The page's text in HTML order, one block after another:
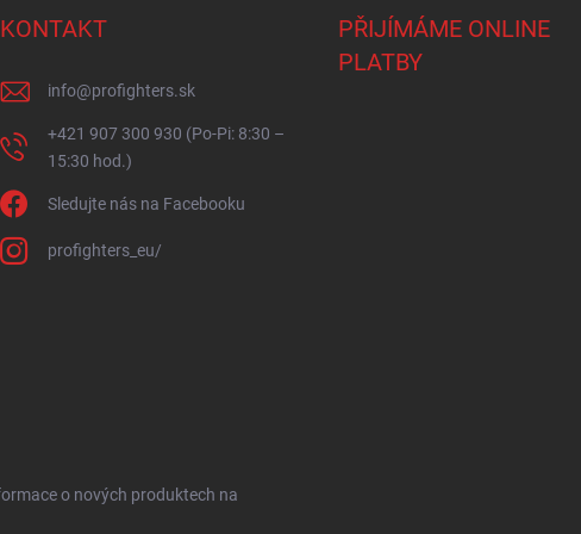
KONTAKT
info@profighters.sk
+421 907 300 930 (Po-Pi: 8:30 –
15:30 hod.)
Sledujte nás na Facebooku
profighters_eu/
PŘIJÍMÁME ONLINE
PLATBY
o nových produktech na